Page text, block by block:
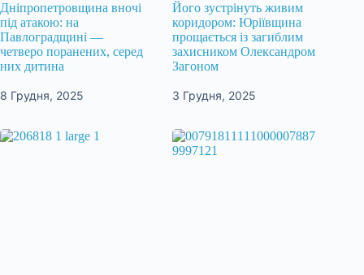
Дніпропетровщина вночі
під атакою: на
Павлоградщині —
четверо поранених, серед
них дитина
8 Грудня, 2025
Його зустрінуть живим
коридором: Юріївщина
прощається із загиблим
захисником Олександром
Загоном
3 Грудня, 2025